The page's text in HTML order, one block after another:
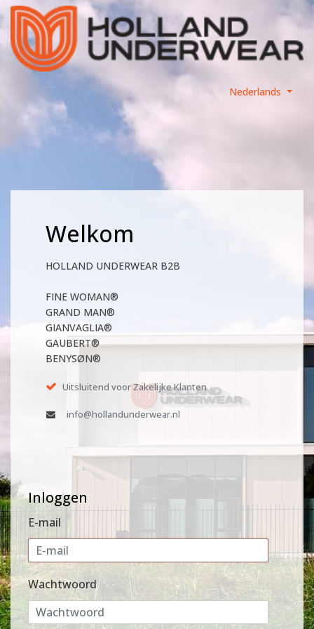
Nederlands
Welkom
HOLLAND UNDERWEAR B2B
FINE WOMAN®
GRAND MAN®
GIANVAGLIA®
GAUBERT®
BENYSØN®
Uitsluitend voor Zakelijke Klanten
info@hollandunderwear.nl
Inloggen
E-mail
Wachtwoord